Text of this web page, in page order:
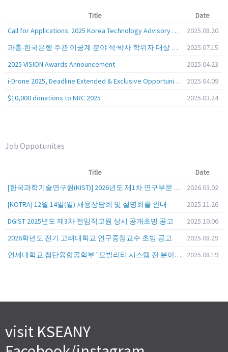
Title
Date
Call for Applications: 2025 Korea Technology Advisory Group (K-TAG)
2025.08.20
과총-한국은행 주관 이공계 분야 석·박사 학위자 대상 서베이
2025.07.15
2025 VISION Awards Announcement
2025.04.23
i-Drone 2025, Deadline Extended & Exclusive Opportunity to Travel to Korea!
2025.04.09
$10,000 donations to NRC 2025
2025.03.24
Job Oppotunites
Title
Date
[한국과학기술연구원(KIST)] 2026년도 제1차 연구부문 공개채용 안내
2026.03.02
[KOTRA] 12월 14일(일) 채용상담회 및 설명회를 안내
2025.11.26
DGIST 2025년도 제3차 전임직교원 상시 공개초빙 공고
2025.10.06
2026학년도 전기 고려대학교 연구중점교수 초빙 공고
2025.08.29
연세대학교 첨단융합공학부 "모빌리티 시스템 전 분야" 전임교원 특별채용 (2026년 9월 1일자 임용 예정)
2025.08.19
visit KSEANY